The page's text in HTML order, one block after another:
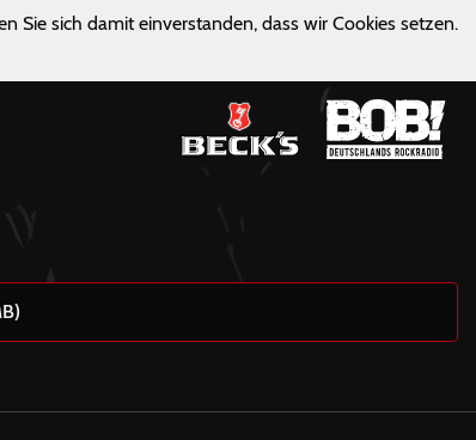
Sie sich damit einverstanden, dass wir Cookies setzen.